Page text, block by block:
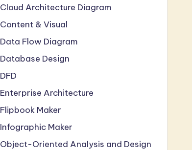
Cloud Architecture Diagram
Content & Visual
Data Flow Diagram
Database Design
DFD
Enterprise Architecture
Flipbook Maker
Infographic Maker
Object-Oriented Analysis and Design